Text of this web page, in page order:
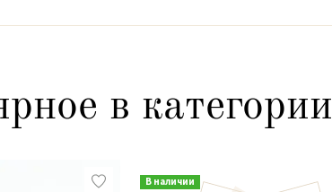
в категории
В наличии